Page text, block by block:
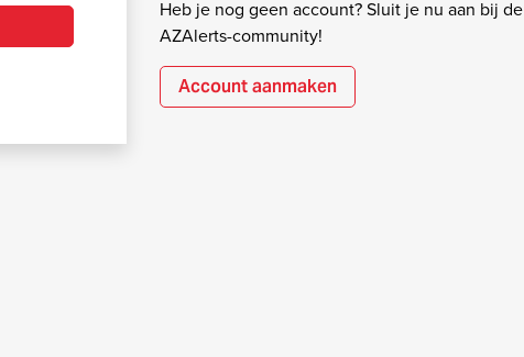
Heb je nog geen account? Sluit je nu aan bij de
AZAlerts-community!
Account aanmaken